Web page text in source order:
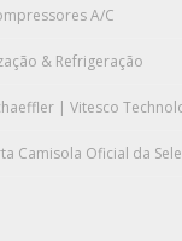
A/C
& Refrigeração
| Vitesco
Camisola Oficial da